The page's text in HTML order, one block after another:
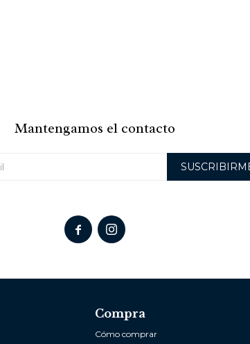
Compra
Cómo comprar
Mantengamos el contacto
 